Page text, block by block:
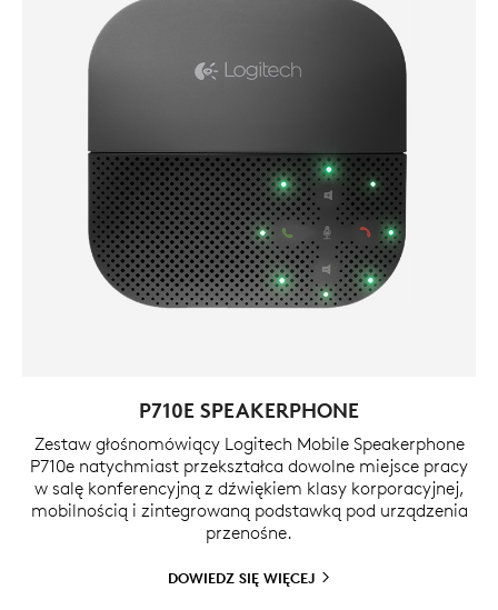
P710E SPEAKERPHONE
Zestaw głośnomówiący Logitech Mobile Speakerphone
P710e natychmiast przekształca dowolne miejsce pracy
w salę konferencyjną z dźwiękiem klasy korporacyjnej,
mobilnością i zintegrowaną podstawką pod urządzenia
przenośne.
DOWIEDZ SIĘ WIĘCEJ